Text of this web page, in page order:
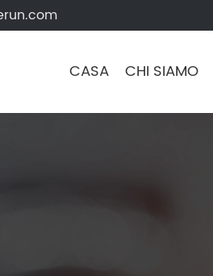
CASA CHI SIAMO